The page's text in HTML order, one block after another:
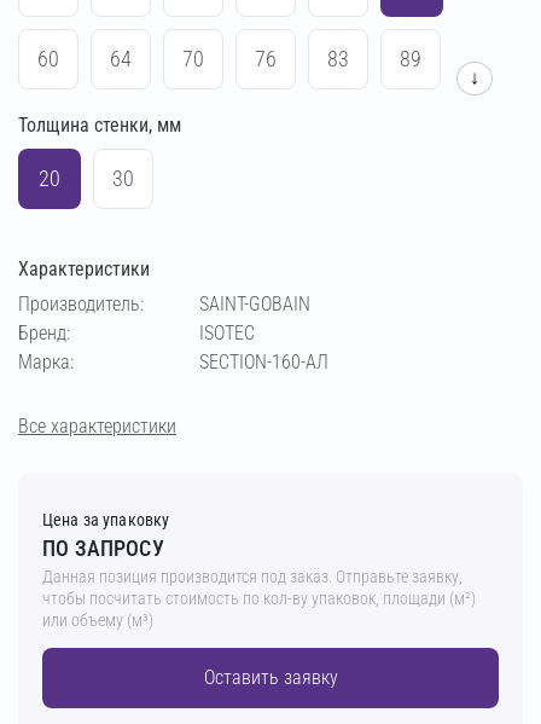
60 64 70 76 83 89
102 108
169 194
↓
Толщина стенки, мм
20 30
Характеристики
Производитель:
SAINT-GOBAIN
Бренд:
ISOTEC
Марка:
SECTION-160-АЛ
Все характеристики
Цена за упаковку
ПО ЗАПРОСУ
Данная позиция производится под заказ. Отправьте заявку,
чтобы посчитать стоимость по кол-ву упаковок, площади (м²)
или объему (м³)
Оставить заявку